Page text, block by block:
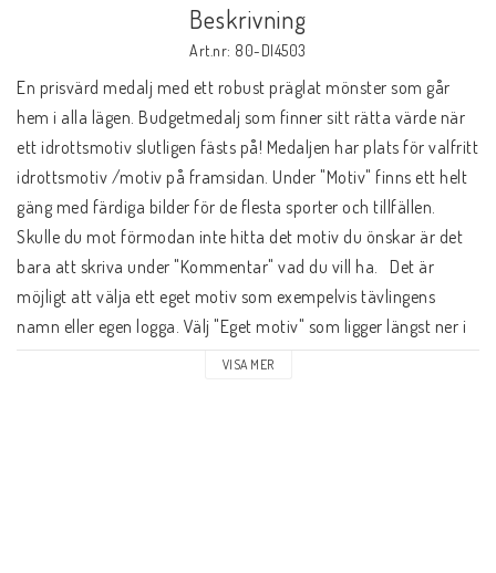
Beskrivning
Art.nr: 80-DI4503
En prisvärd medalj med ett robust präglat mönster som går
hem i alla lägen. Budgetmedalj som finner sitt rätta värde när
ett idrottsmotiv slutligen fästs på! Medaljen har plats för valfritt
idrottsmotiv /motiv på framsidan. Under "Motiv" finns ett helt
gäng med färdiga bilder för de flesta sporter och tillfällen.
Skulle du mot förmodan inte hitta det motiv du önskar är det
bara att skriva under "Kommentar" vad du vill ha.   Det är
möjligt att välja ett eget motiv som exempelvis tävlingens
namn eller egen logga. Välj "Eget motiv" som ligger längst ner i
listan under "Motiv" och bifoga bild. Detta är helt kostnadsfritt.
VISA MER